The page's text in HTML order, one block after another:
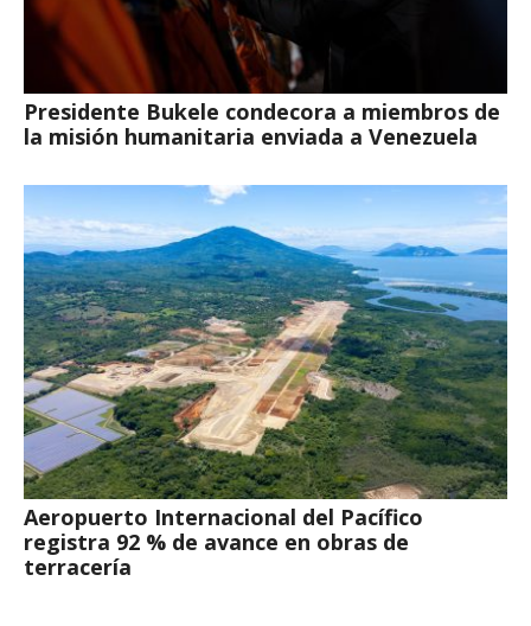
Presidente Bukele condecora a miembros de
la misión humanitaria enviada a Venezuela
Aeropuerto Internacional del Pacífico
registra 92 % de avance en obras de
terracería